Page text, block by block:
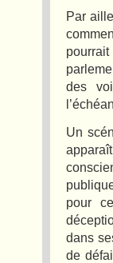
Par
des
Un
pour
dans
de